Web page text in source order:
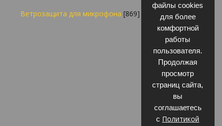
Ветрозащита для микрофона [869]
файлы cookies
для более
комфортной
работы
пользователя.
Продолжая
просмотр
страниц сайта,
вы
соглашаетесь
с Политикой